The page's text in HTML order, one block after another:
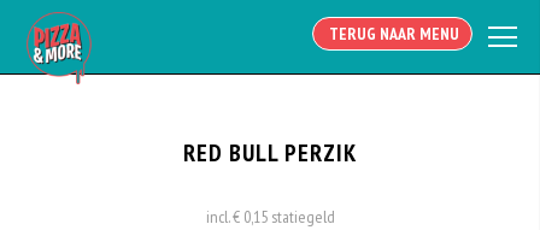
TERUG NAAR MENU
RED BULL PERZIK
incl. € 0,15 statiegeld